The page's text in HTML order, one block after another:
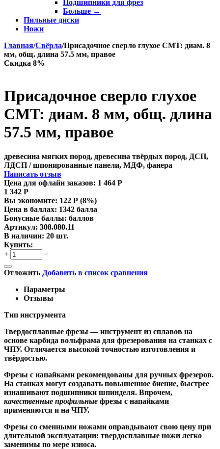
Подшипники для фрез
Больше →
Пильные диски
Ножи
Главная/Свёрла/Присадочное сверло глухое CMT: диам. 8
мм, общ. длина 57.5 мм, правое
Скидка 8%
Присадочное сверло глухое
CMT: диам. 8 мм, общ. длина
57.5 мм, правое
древесина мягких пород, древесина твёрдых пород, ДСП,
ЛДСП / шпонированные панели, МДФ, фанера
Написать отзыв
Цена для офлайн заказов: 1 464 Р
1 342 Р
Вы экономите: 122 Р (8%)
Цена в баллах: 1342 балла
Бонусные баллы: баллов
Артикул: 308.080.11
В наличии: 20 шт.
Купить:
+
−
Отложить Добавить в список сравнения
Параметры
Отзывы
Тип инструмента
Твердосплавные фрезы — инструмент из сплавов на
основе карбида вольфрама для фрезерования на станках с
ЧПУ. Отличается высокой точностью изготовления и
твёрдостью.
Фрезы с напайками рекомендованы для ручных фрезеров.
На станках могут создавать повышенное биение, быстрее
изнашивают подшипники шпинделя. Впрочем,
качественные профильные фрезы с напайками
применяются и на ЧПУ.
Фрезы со сменными ножами оправдывают свою цену при
длительной эксплуатации: твердосплавные ножи легко
заменимы по мере износа.